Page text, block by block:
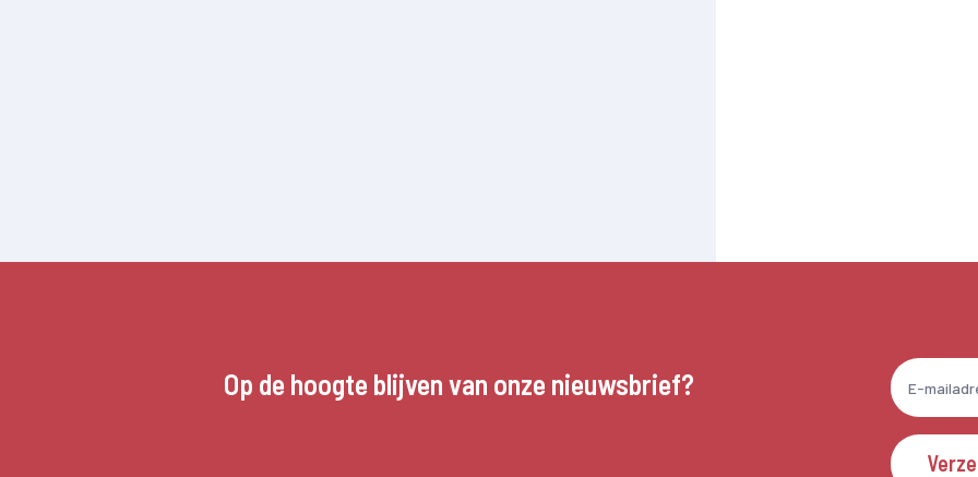
Op de hoogte blijven van onze nieuwsbrief?